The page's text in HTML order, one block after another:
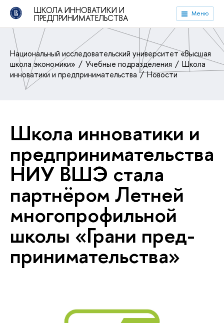
ШКОЛА ИННОВАТИКИ И
ПРЕДПРИНИМАТЕЛЬСТВА Меню
Национальный исследовательский университет «Высшая
школа экономики»
Учебные подразделения
Школа
инноватики и предпринимательства
Новости
Школа инноватики и
пред­при­ни­ма­тель­ства
НИУ ВШЭ стала
партнёром Летней
мно­го­про­филь­ной
школы «Грани пред­
при­ни­ма­тель­ства»